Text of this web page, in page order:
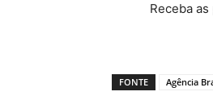
Receba
FONTE Agência